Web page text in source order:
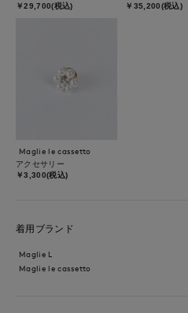
￥29,700(税込) ￥35,200(税込)
Maglie le cassetto
アクセサリー
￥3,300(税込)
着用ブランド
Maglie L
Maglie le cassetto